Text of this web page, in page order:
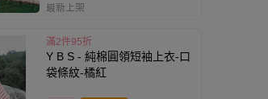
最新上架
滿2件95折
Y B S - 純棉圓領短袖上衣-口
袋條紋-橘紅